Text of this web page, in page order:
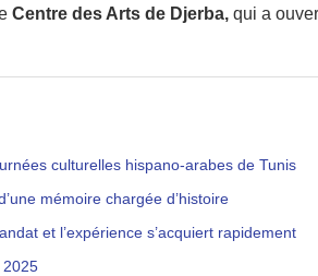
Centre des Arts de Djerba,qui a
culturelles hispano-arabes de Tunis
mémoire chargée d’histoire
et l’expérience s’acquiert rapidement
2025